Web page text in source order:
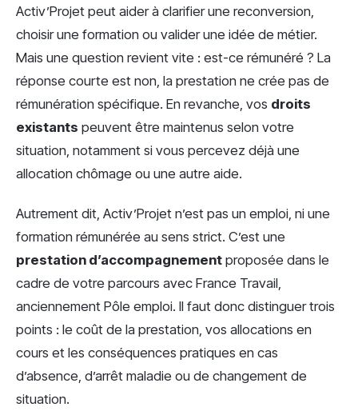
Activ’Projet peut aider à clarifier une reconversion,
choisir une formation ou valider une idée de métier.
Mais une question revient vite : est-ce rémunéré ? La
réponse courte est non, la prestation ne crée pas de
rémunération spécifique. En revanche, vos droits
existants peuvent être maintenus selon votre
situation, notamment si vous percevez déjà une
allocation chômage ou une autre aide.
Autrement dit, Activ’Projet n’est pas un emploi, ni une
formation rémunérée au sens strict. C’est une
prestation d’accompagnement proposée dans le
cadre de votre parcours avec France Travail,
anciennement Pôle emploi. Il faut donc distinguer trois
points : le coût de la prestation, vos allocations en
cours et les conséquences pratiques en cas
d’absence, d’arrêt maladie ou de changement de
situation.